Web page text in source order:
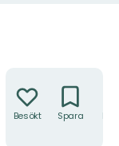
Besökt Spara